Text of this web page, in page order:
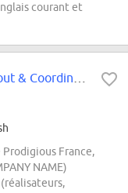
courant et
France,
NAME)